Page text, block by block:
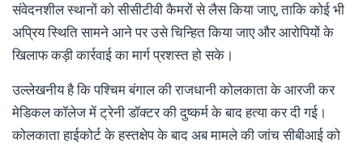
संवेदनशील स्थानों को सीसीटीवी कैमरों से लैस किया जाए, ताकि कोई भी
अप्रिय स्थिति सामने आने पर उसे चिन्हित किया जाए और आरोपियों के
खिलाफ कड़ी कार्रवाई का मार्ग प्रशस्त हो सके।
उल्लेखनीय है कि पश्चिम बंगाल की राजधानी कोलकाता के आरजी कर
मेडिकल कॉलेज में ट्रेनी डॉक्टर की दुष्कर्म के बाद हत्या कर दी गई।
कोलकाता हाईकोर्ट के हस्तक्षेप के बाद अब मामले की जांच सीबीआई को